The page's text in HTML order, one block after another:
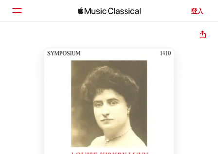
登入